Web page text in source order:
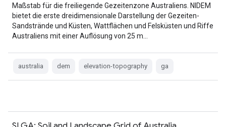
Maßstab für die freiliegende Gezeitenzone Australiens. NIDEM
bietet die erste dreidimensionale Darstellung der Gezeiten-
Sandstrände und Küsten, Wattflächen und Felsküsten und Riffe
Australiens mit einer Auflösung von 25 m…
australia dem elevation-topography ga